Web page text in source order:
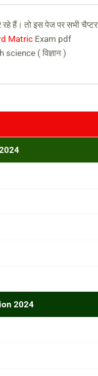
रहे हैं। तो इस पेज पर सभी चैप्टर
Matric Exam pdf
science ( विज्ञान )
2024